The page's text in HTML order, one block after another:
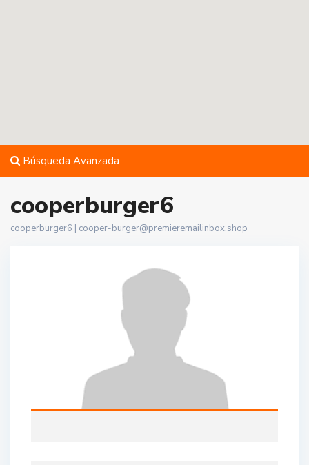
Búsqueda Avanzada
cooperburger6
cooperburger6 | cooper-burger@premieremailinbox.shop